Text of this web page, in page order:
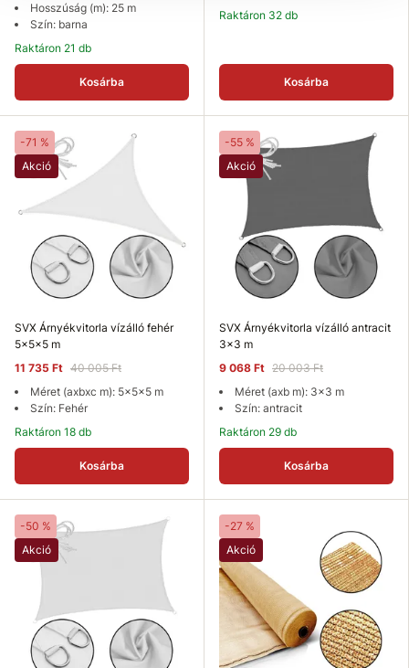
Hosszúság (m): 25 m
Szín: barna
Raktáron 21 db
Kosárba
Raktáron 32 db
Kosárba
-71 %
Akció
SVX Árnyékvitorla vízálló fehér
5x5x5 m
11 735 Ft 40 005 Ft
Méret (axbxc m): 5x5x5 m
Szín: Fehér
Raktáron 18 db
Kosárba
-55 %
Akció
SVX Árnyékvitorla vízálló antracit
3x3 m
9 068 Ft 20 003 Ft
Méret (axb m): 3x3 m
Szín: antracit
Raktáron 29 db
Kosárba
-50 %
Akció
-27 %
Akció